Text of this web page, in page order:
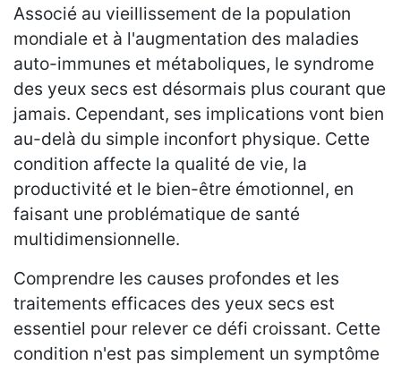
Associé au vieillissement de la population
mondiale et à l'augmentation des maladies
auto-immunes et métaboliques, le syndrome
des yeux secs est désormais plus courant que
jamais. Cependant, ses implications vont bien
au-delà du simple inconfort physique. Cette
condition affecte la qualité de vie, la
productivité et le bien-être émotionnel, en
faisant une problématique de santé
multidimensionnelle.
Comprendre les causes profondes et les
traitements efficaces des yeux secs est
essentiel pour relever ce défi croissant. Cette
condition n'est pas simplement un symptôme